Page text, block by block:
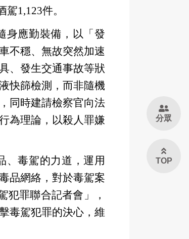
1,123件。
身應勤裝備，以「發
不穩、無故突然加速
、發生交通事故等狀
快篩檢測，而非隨機
同時建請檢察官向法
為理論，以殺人罪嫌
、毒駕的力道，運用
品網絡，對於毒駕案
犯罪聯合記者會」，
毒駕犯罪的決心，維
分眾
TOP